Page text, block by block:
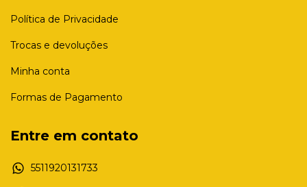
Política de Privacidade
Trocas e devoluções
Minha conta
Formas de Pagamento
Entre em contato
5511920131733